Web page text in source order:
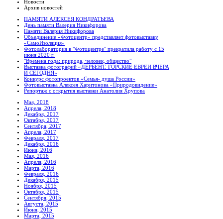
Новости
Архив новостей
ПАМЯТИ АЛЕКСЕЯ КОНДРАТЬЕВА
День памяти Валерия Никифорова
Памяти Валерия Никифорова
Объединение «Фотоцентр» представляет фотовыставку
«СамоИзоляция»
Фотолаборатория в "Фотоцентре" прекратила работу с 15
июня 2020 г.
"Времена года: природа, человек, общество"
Выставка фотографий «ДЕРБЕНТ. ГОРСКИЕ ЕВРЕИ ВЧЕРА
И СЕГОДНЯ»
Конкурс фотопроектов «Семья- душа России»
Фотовыставка Алексея Харитонова «Природовидение»
Репортаж с открытия выставки Анатолия Хрупова
Мая, 2018
Апреля, 2018
Декабря, 2017
Октября, 2017
Сентября, 2017
Апреля, 2017
Февраля, 2017
Декабря, 2016
Июня, 2016
Мая, 2016
Апреля, 2016
Марта, 2016
Февраля, 2016
Декабря, 2015
Ноября, 2015
Октября, 2015
Сентября, 2015
Августа, 2015
Июня, 2015
Марта, 2015